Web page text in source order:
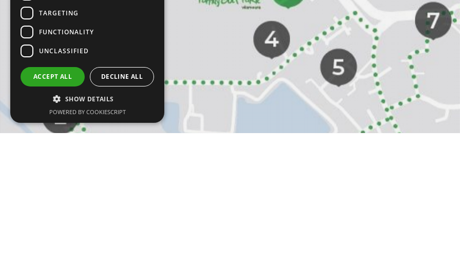
TARGETING
FUNCTIONALITY
UNCLASSIFIED
ACCEPT ALL DECLINE ALL
SHOW DETAILS
POWERED BY COOKIESCRIPT